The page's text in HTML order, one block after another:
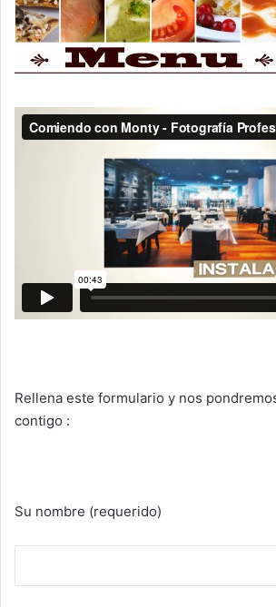
Rellena este formulario y nos
contigo :
Su nombre (requerido)